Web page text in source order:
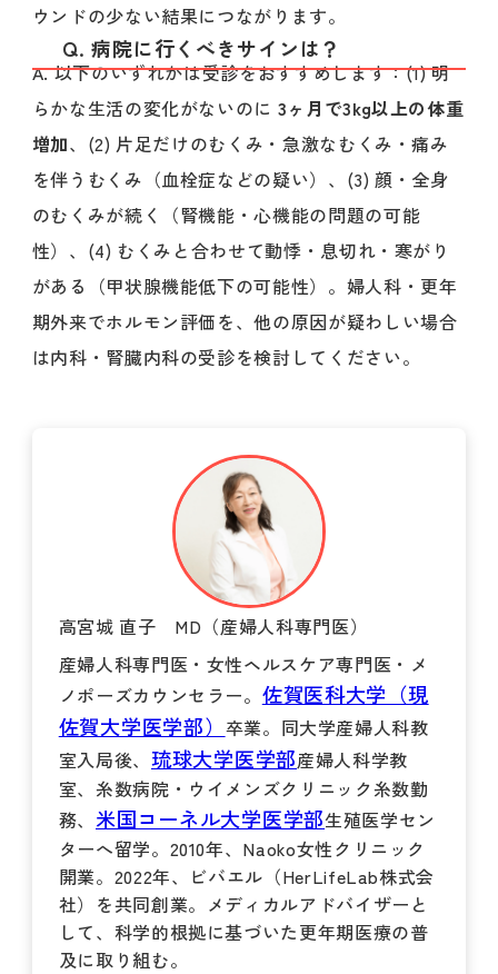
ウンドの少ない結果につながります。
Q. 病院に行くべきサインは？
A. 以下のいずれかは受診をおすすめします：(1) 明
らかな生活の変化がないのに 3ヶ月で3kg以上の体重
増加、(2) 片足だけのむくみ・急激なむくみ・痛み
を伴うむくみ（血栓症などの疑い）、(3) 顔・全身
のむくみが続く（腎機能・心機能の問題の可能
性）、(4) むくみと合わせて動悸・息切れ・寒がり
がある（甲状腺機能低下の可能性）。婦人科・更年
期外来でホルモン評価を、他の原因が疑わしい場合
は内科・腎臓内科の受診を検討してください。
高宮城 直子 MD（産婦人科専門医）
産婦人科専門医・女性ヘルスケア専門医・メ
ノポーズカウンセラー。 佐賀医科大学（現
佐賀大学医学部） 卒業。同大学産婦人科教
室入局後、 琉球大学医学部産婦人科学教
室、糸数病院・ウイメンズクリニック糸数勤
務、 米国コーネル大学医学部生殖医学セン
ターへ留学。2010年、Naoko女性クリニック
開業。2022年、ビバエル（HerLifeLab株式会
社）を共同創業。メディカルアドバイザーと
して、科学的根拠に基づいた更年期医療の普
及に取り組む。